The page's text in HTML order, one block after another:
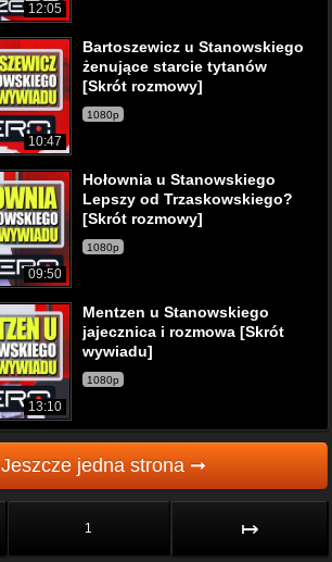
12:05
10:47
Bartoszewicz u Stanowskiego
żenujące starcie tytanów
[Skrót rozmowy]
1080p
09:50
Hołownia u Stanowskiego
Lepszy od Trzaskowskiego?
[Skrót rozmowy]
1080p
13:10
Mentzen u Stanowskiego
jajecznica i rozmowa [Skrót
wywiadu]
1080p
Jeszcze jedna strona ➞
1 ↦